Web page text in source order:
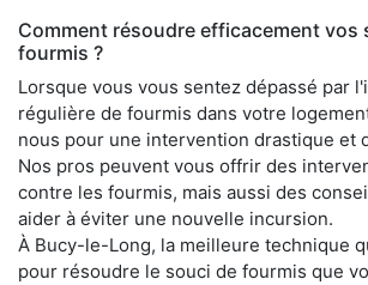
Comment résoudre efficacement vos
fourmis ?
Lorsque vous vous sentez dépassé par
régulière de fourmis dans votre
nous pour une intervention drastique et
Nos pros peuvent vous offrir des
contre les fourmis, mais aussi des
aider à éviter une nouvelle incursion.
À Bucy-le-Long, la meilleure technique
pour résoudre le souci de fourmis que